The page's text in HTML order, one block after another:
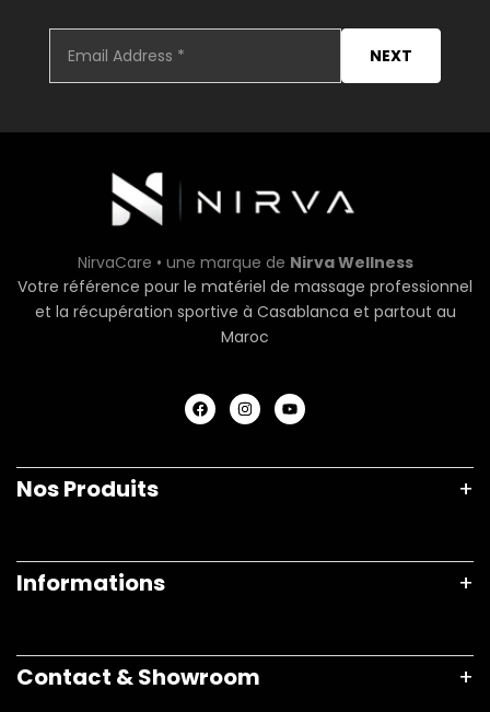
NEXT
NirvaCare • une marque de Nirva Wellness
Votre référence pour le matériel de massage professionnel
et la récupération sportive à Casablanca et partout au
Maroc
Nos Produits
Informations
Contact & Showroom